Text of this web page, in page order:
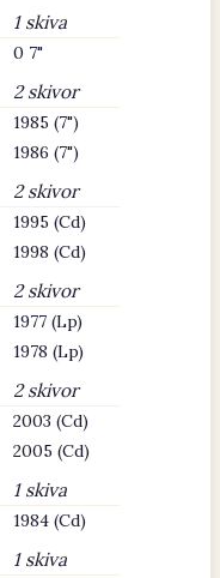
1 skiva
0 7"
2 skivor
1985 (7")
1986 (7")
2 skivor
1995 (Cd)
1998 (Cd)
2 skivor
1977 (Lp)
1978 (Lp)
2 skivor
2003 (Cd)
2005 (Cd)
1 skiva
1984 (Cd)
1 skiva